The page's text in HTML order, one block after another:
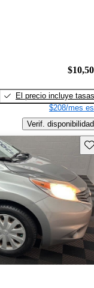
El precio incluye tasas
$208/mes
Verif. disponibilidad